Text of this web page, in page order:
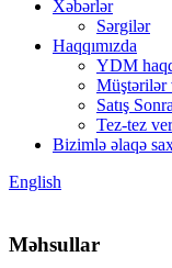
Xəbərlər
Sərgilər
Haqqımızda
YDM
Müştərilər
Satış
Tez-tez
Bizimlə əlaqə
English
Məhsullar